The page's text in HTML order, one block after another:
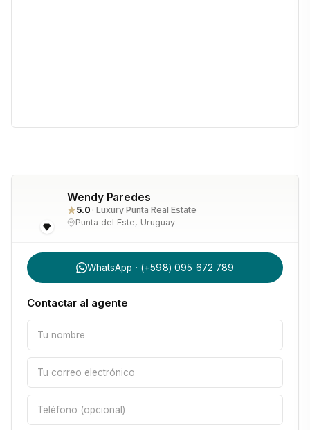
Wendy Paredes
5.0 · Luxury Punta Real Estate
Punta del Este, Uruguay
WhatsApp · (+598) 095 672 789
Contactar al agente